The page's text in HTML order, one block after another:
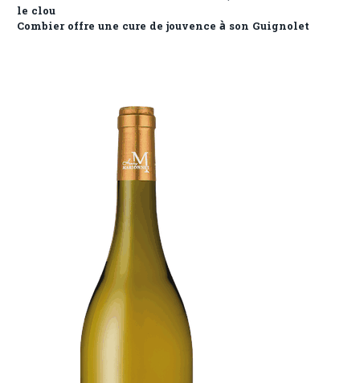
le clou
Combier offre une cure de jouvence à son Guignolet